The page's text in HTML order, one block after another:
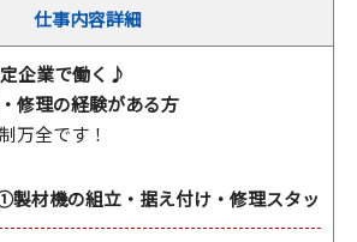
仕事内容詳細
企業で働く♪
修理の経験がある方
万全です！
材機の組立・据え付け・修理スタッ